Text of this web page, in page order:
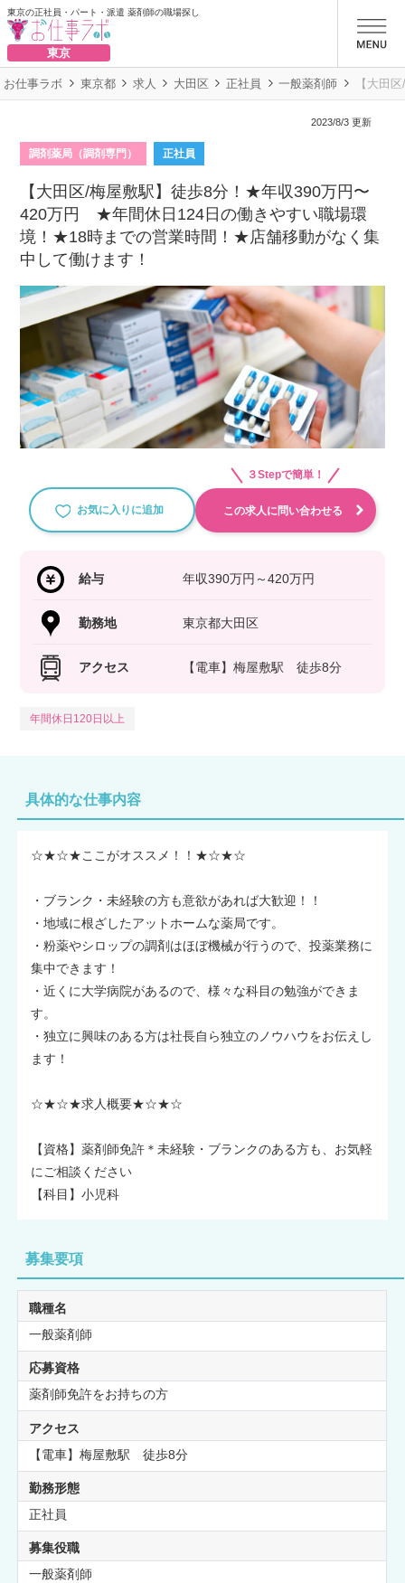
東京の正社員・パート・派遣 薬剤師の職場探し
東京
お仕事ラボ 東京都 求人 大田区 正社員 一般薬剤師 【大田
2023/8/3 更新
調剤薬局（調剤専門） 正社員
【大田区/梅屋敷駅】徒歩8分！★年収390万円〜
420万円 ★年間休日124日の働きやすい職場環
境！★18時までの営業時間！★店舗移動がなく集
中して働けます！
お気に入りに追加
３Stepで簡単！
この求人に問い合わせる
給与 年収390万円～420万円
勤務地 東京都大田区
アクセス 【電車】梅屋敷駅 徒歩8分
年間休日120日以上
具体的な仕事内容
☆★☆★ここがオススメ！！★☆★☆
・ブランク・未経験の方も意欲があれば大歓迎！！
・地域に根ざしたアットホームな薬局です。
・粉薬やシロップの調剤はほぼ機械が行うので、投薬業務に
集中できます！
・近くに大学病院があるので、様々な科目の勉強ができま
す。
・独立に興味のある方は社長自ら独立のノウハウをお伝えし
ます！
☆★☆★求人概要★☆★☆
【資格】薬剤師免許＊未経験・ブランクのある方も、お気軽
にご相談ください
【科目】小児科
募集要項
職種名
一般薬剤師
応募資格
薬剤師免許をお持ちの方
アクセス
【電車】梅屋敷駅 徒歩8分
勤務形態
正社員
募集役職
一般薬剤師